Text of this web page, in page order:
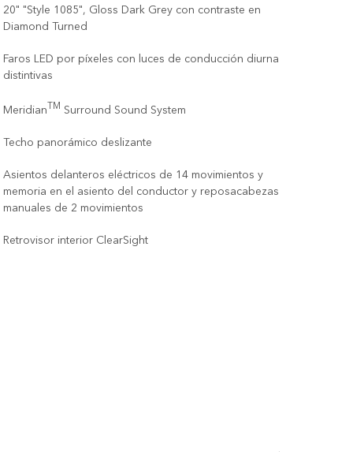
20" "Style 1085", Gloss Dark Grey con contraste en
Diamond Turned
Faros LED por píxeles con luces de conducción diurna
distintivas
MeridianTM Surround Sound System
Techo panorámico deslizante
Asientos delanteros eléctricos de 14 movimientos y
memoria en el asiento del conductor y reposacabezas
manuales de 2 movimientos
Retrovisor interior ClearSight